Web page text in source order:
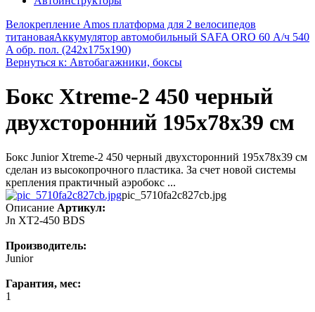
Велокрепление Amos платформа для 2 велосипедов
титановаяАккумулятор автомобильный SAFA ORO 60 А/ч 540
A обр. пол. (242x175x190)
Вернуться к: Автобагажники, боксы
Бокс Xtreme-2 450 черный
двухсторонний 195х78х39 см
Бокс Junior Xtreme-2 450 черный двухсторонний 195х78х39 см
сделан из высокопрочного пластика. За счет новой системы
крепления практичный аэробокс ...
pic_5710fa2c827cb.jpg
Описание Артикул:
Jn XT2-450 BDS
Производитель:
Junior
Гарантия, мес:
1